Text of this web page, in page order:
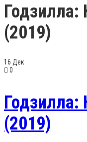
Годзилла:
(2019)
16 Дек
0
Годзилла:
(2019)